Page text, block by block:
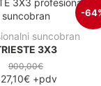
-
suncobran
3X3
900,00€
+pdv